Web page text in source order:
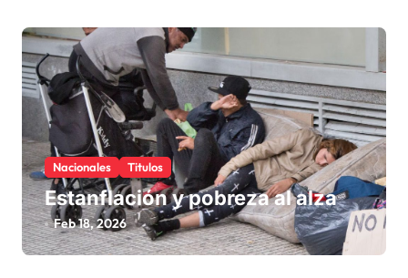
Nacionales Titulos
Estanflación y pobreza al alza
Feb 18, 2026